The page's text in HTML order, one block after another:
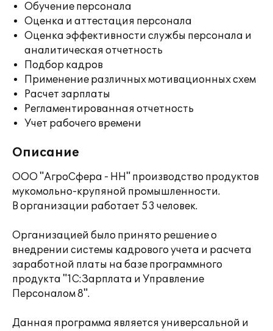
Обучение персонала
Оценка и аттестация персонала
Оценка эффективности службы персонала и
аналитическая отчетность
Подбор кадров
Применение различных мотивационных схем
Расчет зарплаты
Регламентированная отчетность
Учет рабочего времени
Описание
ООО "АгроСфера - НН" производство продуктов
мукомольно-крупяной промышленности.
В организации работает 53 человек.
Организацией было принято решение о
внедрении системы кадрового учета и расчета
заработной платы на базе программного
продукта "1С:Зарплата и Управление
Персоналом 8".
Данная программа является универсальной и